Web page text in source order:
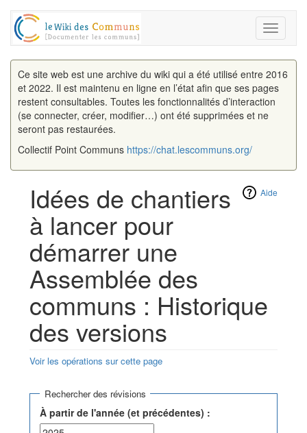
Toggle
Ce site web est une archive du wiki qui a été utilisé entre 2016
et 2022. Il est maintenu en ligne en l’état afin que ses pages
restent consultables. Toutes les fonctionnalités d’interaction
(se connecter, créer, modifier…) ont été supprimées et ne
seront pas restaurées.
Collectif Point Communs https://chat.lescommuns.org/
Aide
Idées de chantiers
à lancer pour
démarrer une
Assemblée des
communs : Historique
des versions
Voir les opérations sur cette page
Rechercher des révisions
À partir de l'année (et précédentes) :